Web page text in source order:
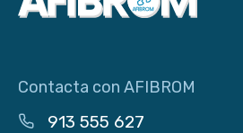
Contacta con AFIBROM
913 555 627